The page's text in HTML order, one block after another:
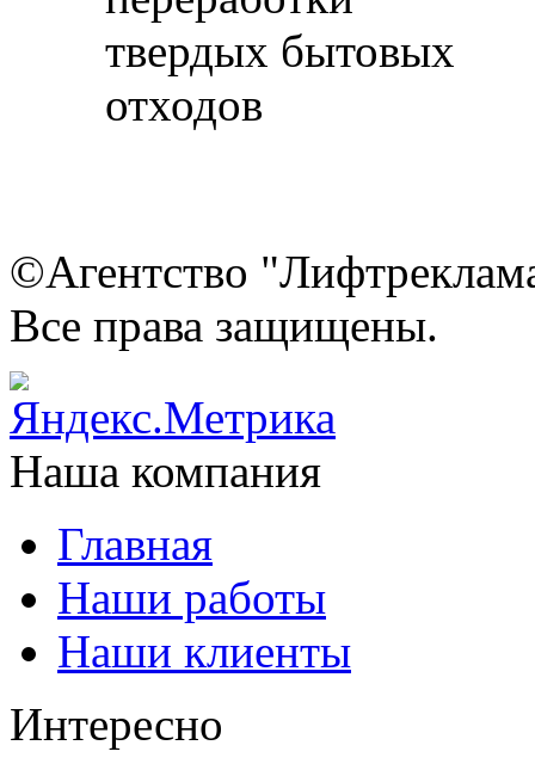
©Агентство
Все права защищены.
Наша компания
Главная
Наши работы
Наши клиенты
Интересно